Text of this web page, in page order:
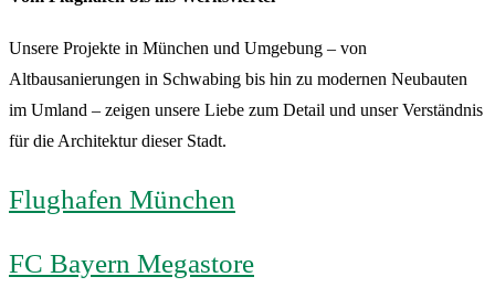
Unsere Projekte in München und Umgebung – von
Altbausanierungen in Schwabing bis hin zu modernen Neubauten
im Umland – zeigen unsere Liebe zum Detail und unser Verständnis
für die Architektur dieser Stadt.
Flughafen München
FC Bayern Megastore